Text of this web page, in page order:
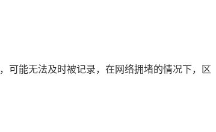
可能无法及时被记录，在网络拥堵的情况下，区